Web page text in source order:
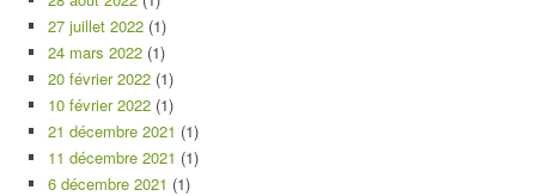
27 juillet 2022 (1)
24 mars 2022 (1)
20 février 2022 (1)
10 février 2022 (1)
21 décembre 2021 (1)
11 décembre 2021 (1)
6 décembre 2021 (1)